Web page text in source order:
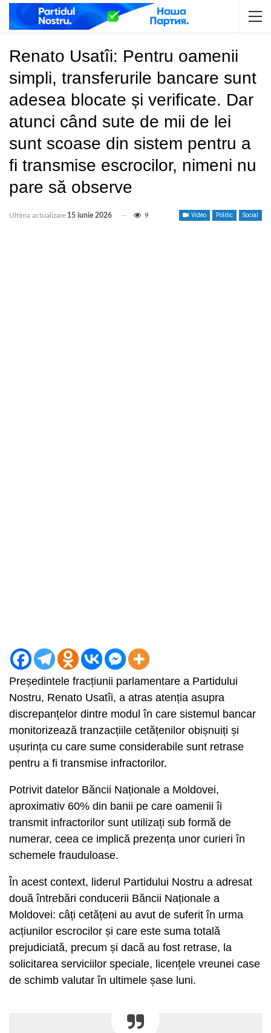
Renato Usatîi: Pentru oamenii
simpli, transferurile bancare sunt
adesea blocate și verificate. Dar
atunci când sute de mii de lei
sunt scoase din sistem pentru a
fi transmise escrocilor, nimeni nu
pare să observe
Video Politic Social
Ultima actualizare 15 iunie 2026 9
Președintele fracțiunii parlamentare a Partidului
Nostru, Renato Usatîi, a atras atenția asupra
discrepanțelor dintre modul în care sistemul bancar
monitorizează tranzacțiile cetățenilor obișnuiți și
ușurința cu care sume considerabile sunt retrase
pentru a fi transmise infractorilor.
Potrivit datelor Băncii Naționale a Moldovei,
aproximativ 60% din banii pe care oamenii îi
transmit infractorilor sunt utilizați sub formă de
numerar, ceea ce implică prezența unor curieri în
schemele frauduloase.
În acest context, liderul Partidului Nostru a adresat
două întrebări conducerii Băncii Naționale a
Moldovei: câți cetățeni au avut de suferit în urma
acțiunilor escrocilor și care este suma totală
prejudiciată, precum și dacă au fost retrase, la
solicitarea serviciilor speciale, licențele vreunei case
de schimb valutar în ultimele șase luni.